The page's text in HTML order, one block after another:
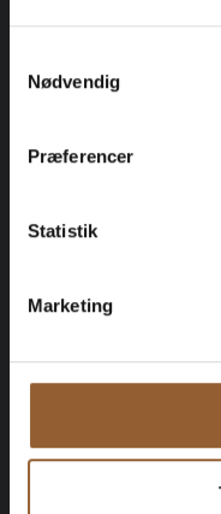
Nødvendig
Præferencer
Statistik
Marketing
Guld
449 KR
12 måneders